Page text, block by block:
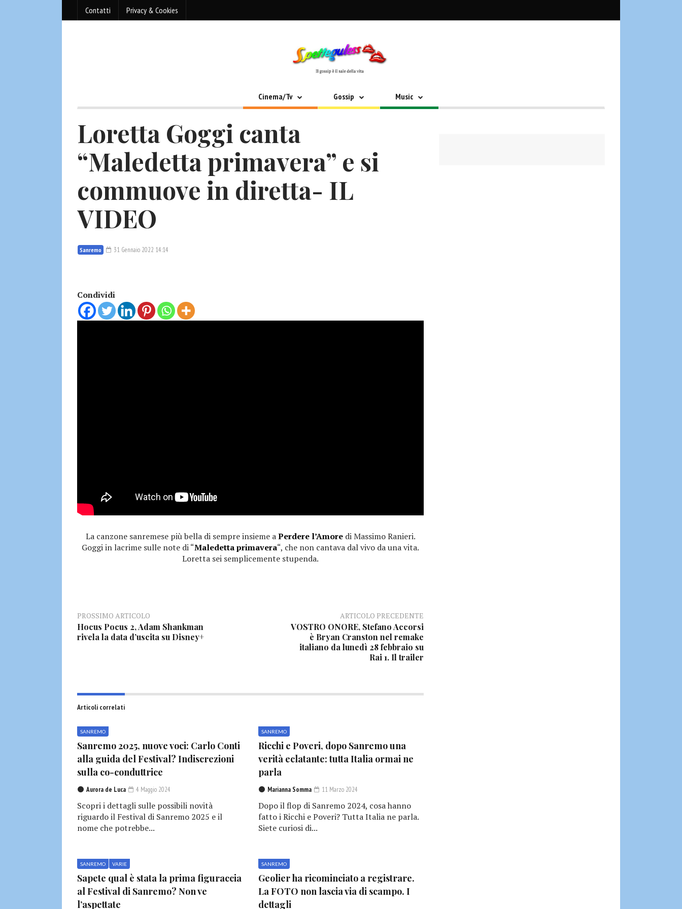
Contatti Privacy & Cookies
Cinema/Tv Gossip Music
Loretta Goggi canta
“Maledetta primavera” e si
commuove in diretta- IL
VIDEO
Sanremo 31 Gennaio 2022 14:14
Condividi
La canzone sanremese più bella di sempre insieme aPerdere l’Amoredi Massimo Ranieri.
Goggi in lacrime sulle note di “Maledetta primavera“, che non cantava dal vivo da una vita.
Loretta sei semplicemente stupenda.
PROSSIMO ARTICOLO
Hocus Pocus 2, Adam Shankman
rivela la data d’uscita su Disney+
ARTICOLO PRECEDENTE
VOSTRO ONORE, Stefano Accorsi
è Bryan Cranston nel remake
italiano da lunedì 28 febbraio su
Rai 1. Il trailer
Articoli correlati
SANREMO
Sanremo 2025, nuove voci: Carlo Conti
alla guida del Festival? Indiscrezioni
sulla co-conduttrice
Aurora de Luca 4 Maggio 2024
Scopri i dettagli sulle possibili novità
riguardo il Festival di Sanremo 2025 e il
nome che potrebbe...
SANREMO
Ricchi e Poveri, dopo Sanremo una
verità eclatante: tutta Italia ormai ne
parla
Marianna Somma 11 Marzo 2024
Dopo il flop di Sanremo 2024, cosa hanno
fatto i Ricchi e Poveri? Tutta Italia ne parla.
Siete curiosi di...
SANREMO VARIE
Sapete qual è stata la prima figuraccia
al Festival di Sanremo? Non ve
l’aspettate
SANREMO
Geolier ha ricominciato a registrare.
La FOTO non lascia via di scampo. I
dettagli